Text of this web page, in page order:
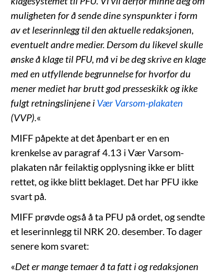
muligheten for å sende dine synspunkter i form
av et leserinnlegg til den aktuelle redaksjonen,
eventuelt andre medier. Dersom du likevel skulle
ønske å klage til PFU, må vi be deg skrive en klage
med en utfyllende begrunnelse for hvorfor du
mener mediet har brutt god presseskikk og ikke
fulgt retningslinjene i Vær Varsom-plakaten
(VVP).«
MIFF påpekte at det åpenbart er en en
krenkelse av paragraf 4.13 i Vær Varsom-
plakaten når feilaktig opplysning ikke er blitt
rettet, og ikke blitt beklaget. Det har PFU ikke
svart på.
MIFF prøvde også å ta PFU på ordet, og sendte
et leserinnlegg til NRK 20. desember. To dager
senere kom svaret:
«Det er mange temaer å ta fatt i og redaksjonen